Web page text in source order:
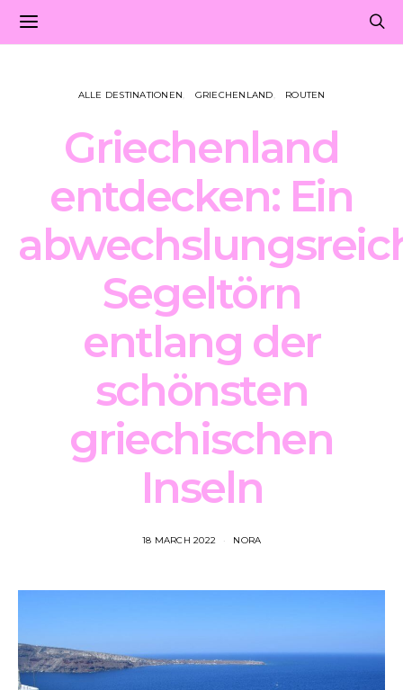
ALLE DESTINATIONEN GRIECHENLAND ROUTEN
Griechenland
entdecken: Ein
Segeltörn
entlang der
schönsten
griechischen
Inseln
18 MARCH 2022 NORA